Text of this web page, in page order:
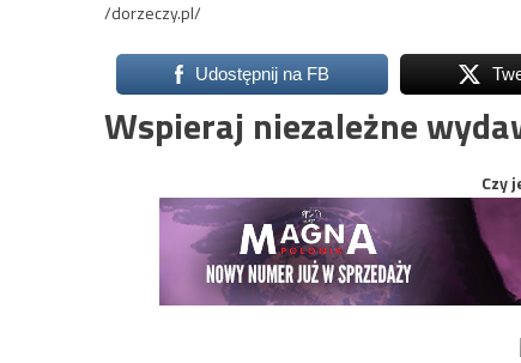
/dorzeczy.pl/
Udostępnij na FB
Wspieraj niezależne
Czy